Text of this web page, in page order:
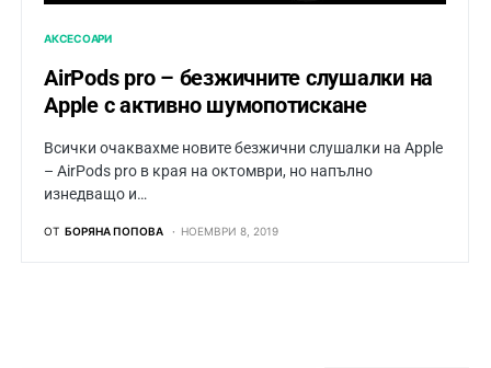
АКСЕСОАРИ
AirPods pro – безжичните слушалки на
Apple с активно шумопотискане
Всички очаквахме новите безжични слушалки на Apple
– AirPods pro в края на октомври, но напълно
изнедващо и…
ОТ БОРЯНА ПОПОВА НОЕМВРИ 8, 2019